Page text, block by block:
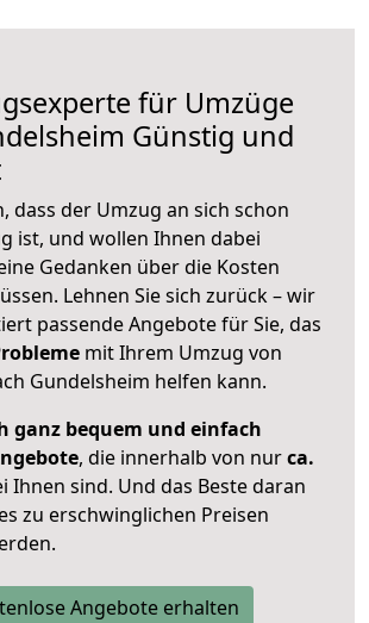
für Umzüge
Günstig und
dass der Umzug an sich schon
ist, und wollen Ihnen dabei
Gedanken über die Kosten
Lehnen Sie sich zurück – wir
passende Angebote für Sie, das
mit Ihrem Umzug von
Gundelsheim helfen kann.
ganz bequem und einfach
, die innerhalb von nurca.
Ihnen sind. Und das Beste daran
zu erschwinglichen Preisen
Angebote erhalten